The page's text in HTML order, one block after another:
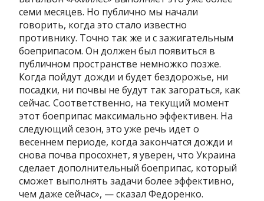
семи месяцев. Но публично мы начали
говорить, когда это стало известно
противнику. Точно так же и с зажигательным
боеприпасом. Он должен был появиться в
публичном пространстве немножко позже.
Когда пойдут дожди и будет бездорожье, ни
посадки, ни почвы не будут так загораться, как
сейчас. Соответственно, на текущий момент
этот боеприпас максимально эффективен. На
следующий сезон, это уже речь идет о
весеннем периоде, когда закончатся дожди и
снова почва просохнет, я уверен, что Украина
сделает дополнительный боеприпас, который
сможет выполнять задачи более эффективно,
чем даже сейчас», — сказал Федоренко.